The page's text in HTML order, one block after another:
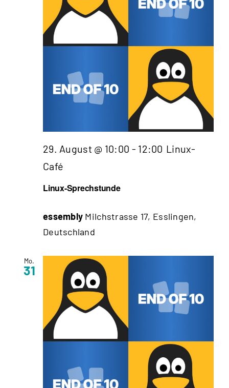
Linux-Sprechstunde
29. August @ 10:00 - 12:00 Linux-
Café
essembly Milchstrasse 17, Esslingen,
Deutschland
Mo.
31